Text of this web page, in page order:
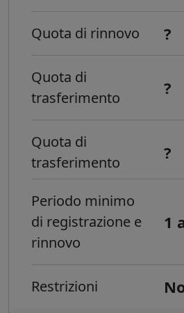
Quota di rinnovo ?
Quota di
trasferimento
?
Quota di
trasferimento
?
Periodo minimo
di registrazione e
rinnovo
1
Restrizioni